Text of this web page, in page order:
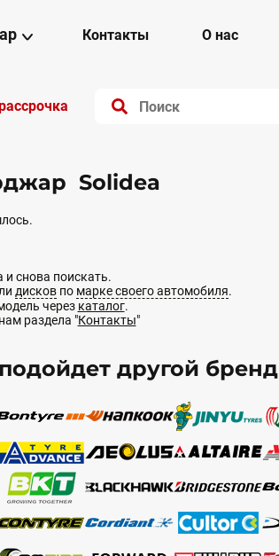
Контакты О нас
Solidea
снова поискать.
дисковпо марке своего автомобиля.
через каталог.
раздела "Контакты"
другой бренд